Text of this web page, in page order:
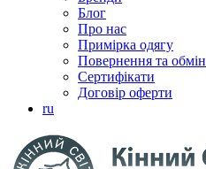
Блог
Про нас
Примірка одягу
Повернення та обмін
Сертифікати
Договір оферти
ru